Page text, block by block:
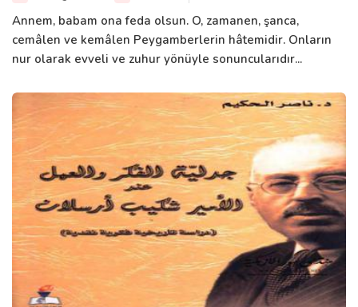
Annem, babam ona feda olsun. O, zamanen, şanca,
cemâlen ve kemâlen Peygamberlerin hâtemidir. Onların
nur olarak evveli ve zuhur yönüyle sonuncularıdır...